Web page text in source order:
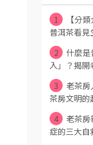
1
【分
普洱茶看
2
什麼是
入」？揭
3
老茶
茶房文明的
4
老茶
症的三大自